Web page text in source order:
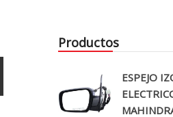
Productos
ESPEJO